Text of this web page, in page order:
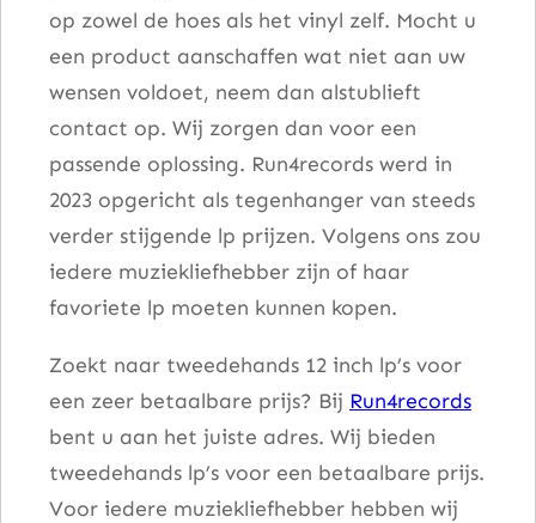
op zowel de hoes als het vinyl zelf. Mocht u
een product aanschaffen wat niet aan uw
wensen voldoet, neem dan alstublieft
contact op. Wij zorgen dan voor een
passende oplossing. Run4records werd in
2023 opgericht als tegenhanger van steeds
verder stijgende lp prijzen. Volgens ons zou
iedere muziekliefhebber zijn of haar
favoriete lp moeten kunnen kopen.
Zoekt naar tweedehands 12 inch lp’s voor
een zeer betaalbare prijs? Bij Run4records
bent u aan het juiste adres. Wij bieden
tweedehands lp’s voor een betaalbare prijs.
Voor iedere muziekliefhebber hebben wij